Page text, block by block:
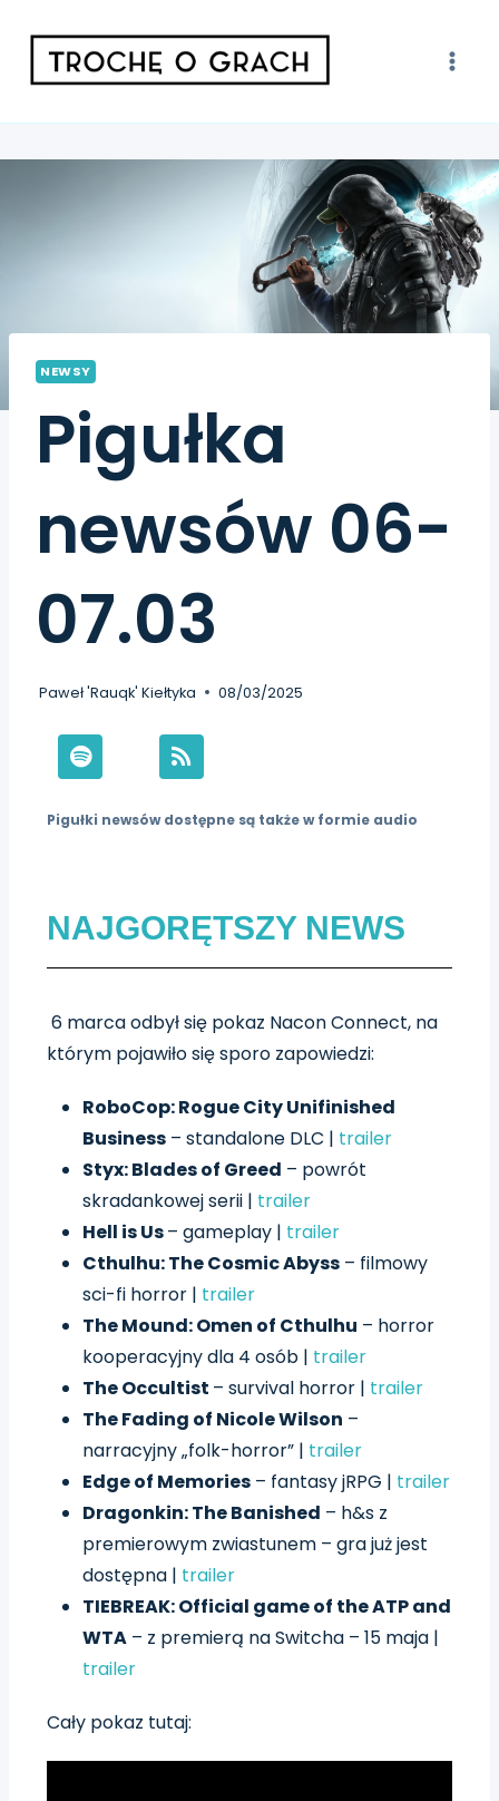
NEWSY
Pigułka
newsów 06-
07.03
Paweł 'Rauqk' Kiełtyka 08/03/2025
Pigułki newsów dostępne są także w formie audio
NAJGORĘTSZY NEWS
6 marca odbył się pokaz Nacon Connect, na
którym pojawiło się sporo zapowiedzi:
RoboCop: Rogue City Unifinished
Business – standalone DLC | trailer
Styx: Blades of Greed – powrót
skradankowej serii | trailer
Hell is Us– gameplay | trailer
Cthulhu: The Cosmic Abyss – filmowy
sci-fi horror | trailer
The Mound: Omen of Cthulhu – horror
kooperacyjny dla 4 osób | trailer
The Occultist – survival horror | trailer
The Fading of Nicole Wilson –
narracyjny „folk-horror” | trailer
Edge of Memories – fantasy jRPG | trailer
Dragonkin: The Banished – h&s z
premierowym zwiastunem – gra już jest
dostępna | trailer
TIEBREAK: Official game of the ATP and
WTA – z premierą na Switcha – 15 maja |
trailer
Cały pokaz tutaj: